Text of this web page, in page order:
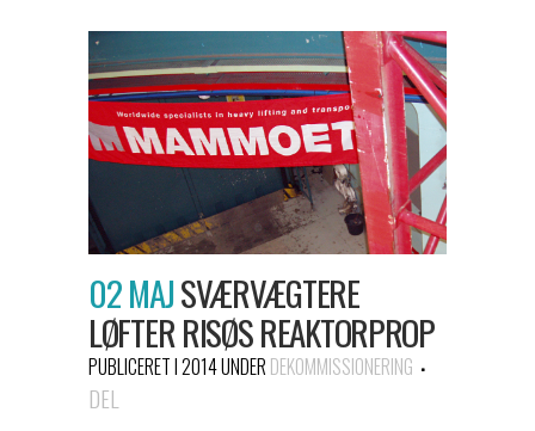
02 MAJSVÆRVÆGTERE
LØFTER RISØS REAKTORPROP
PUBLICERET I 2014UNDER DEKOMMISSIONERING
DEL